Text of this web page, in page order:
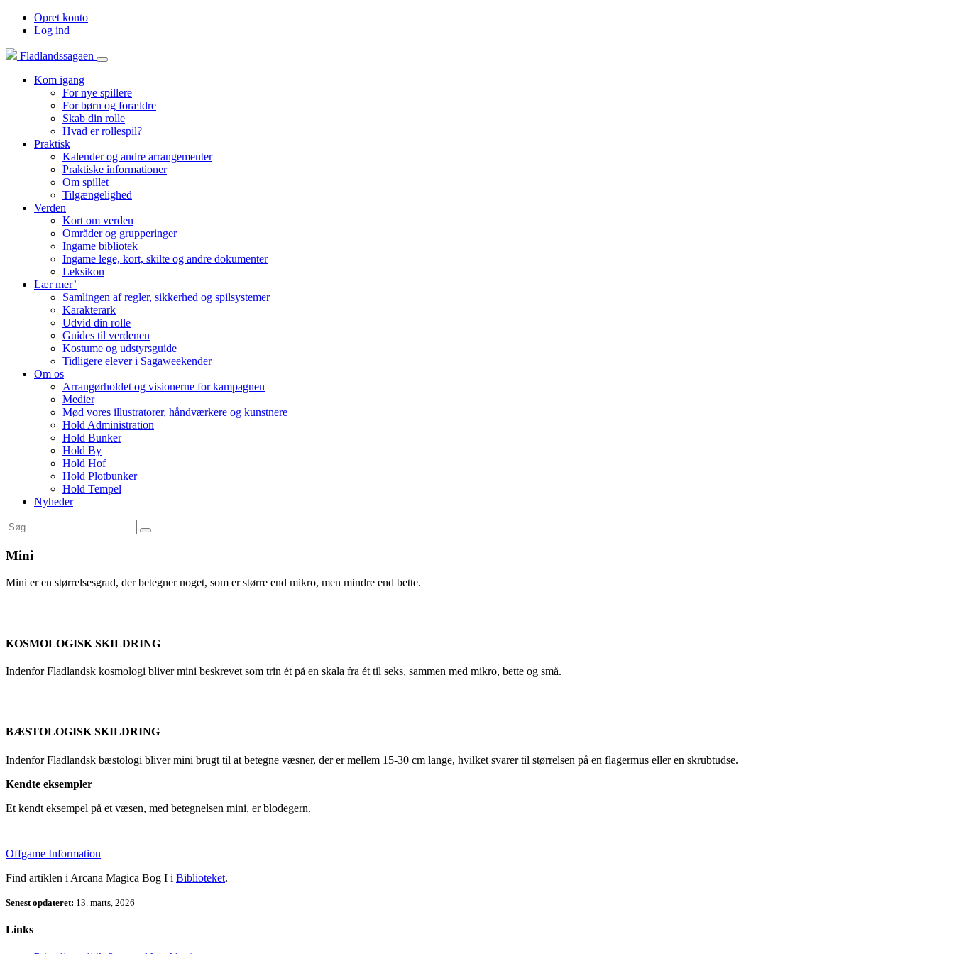
Opret konto
Log ind
Fladlandssagaen
Kom igang
For nye spillere
For børn og forældre
Skab din rolle
Hvad er rollespil?
Praktisk
Kalender og andre arrangementer
Praktiske informationer
Om spillet
Tilgængelighed
Verden
Kort om verden
Områder og grupperinger
Ingame bibliotek
Ingame lege, kort, skilte og andre dokumenter
Leksikon
Lær mer’
Samlingen af regler, sikkerhed og spilsystemer
Karakterark
Udvid din rolle
Guides til verdenen
Kostume og udstyrsguide
Tidligere elever i Sagaweekender
Om os
Arrangørholdet og visionerne for kampagnen
Medier
Mød vores illustratorer, håndværkere og kunstnere
Hold Administration
Hold Bunker
Hold By
Hold Hof
Hold Plotbunker
Hold Tempel
Nyheder
Mini
Mini er en størrelsesgrad, der betegner noget, som er større end mikro, men mindre end bette.
KOSMOLOGISK SKILDRING
Indenfor Fladlandsk kosmologi bliver mini beskrevet som trin ét på en skala fra ét til seks, sammen med mikro, bette og små.
BÆSTOLOGISK SKILDRING
Indenfor Fladlandsk bæstologi bliver mini brugt til at betegne væsner, der er mellem 15-30 cm lange, hvilket svarer til størrelsen på en flagermus eller en skrubtudse.
Kendte eksempler
Et kendt eksempel på et væsen, med betegnelsen mini, er blodegern.
Offgame Information
Find artiklen i Arcana Magica Bog I i Biblioteket.
Senest opdateret: 13. marts, 2026
Links